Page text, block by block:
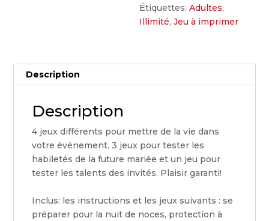
Étiquettes:Adultes,
Illimité,Jeu à imprimer
Description
Description
4 jeux différents pour mettre de la vie dans
votre événement. 3 jeux pour tester les
habiletés de la future mariée et un jeu pour
tester les talents des invités. Plaisir garanti!
Inclus: les instructions et les jeux suivants : se
préparer pour la nuit de noces, protection à